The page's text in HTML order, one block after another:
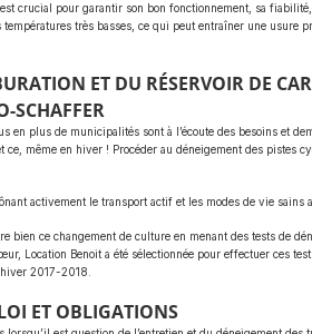
est crucial pour garantir son bon fonctionnement, sa
très basses, ce qui peut entraîner une
ET DU RÉSERVOIR DE
SCHAFFER
en plus de municipalités sont à l’écoute des besoins et
même en hiver ! Procéder au déneigement des pistes
activement le transport actif et les modes de vie sains
bien ce changement de culture en menant des tests de
Location Benoit a été sélectionnée pour effectuer ces
2017-2018.
ET OBLIGATIONS